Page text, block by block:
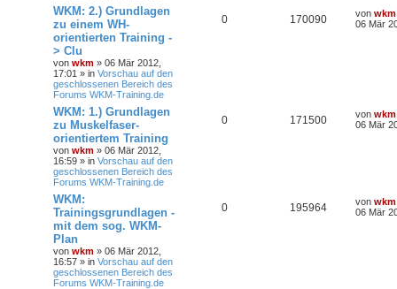
WKM: 2.) Grundlagen
zu einem WH-
orientierten Training -
> Clu
von wkm » 06 Mär 2012,
17:01 » in Vorschau auf den
geschlossenen Bereich des
Forums WKM-Training.de
0 170090 von wkm
06 Mär
WKM: 1.) Grundlagen
zu Muskelfaser-
orientiertem Training
von wkm » 06 Mär 2012,
16:59 » in Vorschau auf den
geschlossenen Bereich des
Forums WKM-Training.de
0 171500 von wkm
06 Mär
WKM:
Trainingsgrundlagen -
mit dem sog. WKM-
Plan
von wkm » 06 Mär 2012,
16:57 » in Vorschau auf den
geschlossenen Bereich des
Forums WKM-Training.de
0 195964 von wkm
06 Mär